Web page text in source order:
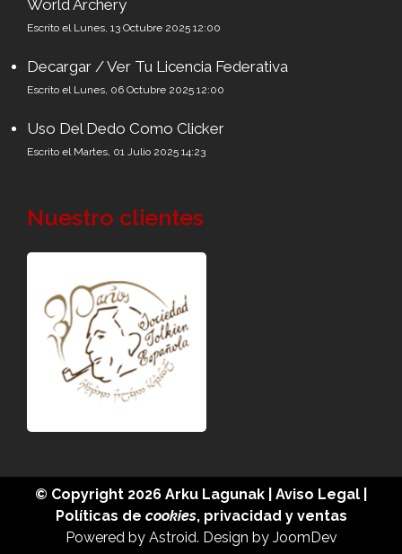
World Archery
Escrito el Lunes, 13 Octubre 2025 12:00
Decargar / Ver Tu Licencia Federativa
Escrito el Lunes, 06 Octubre 2025 12:00
Uso Del Dedo Como Clicker
Escrito el Martes, 01 Julio 2025 14:23
Nuestro clientes
© Copyright 2026 Arku Lagunak Aviso Legal
Políticas de cookies, privacidad y ventas
Powered by Astroid. Design by JoomDev